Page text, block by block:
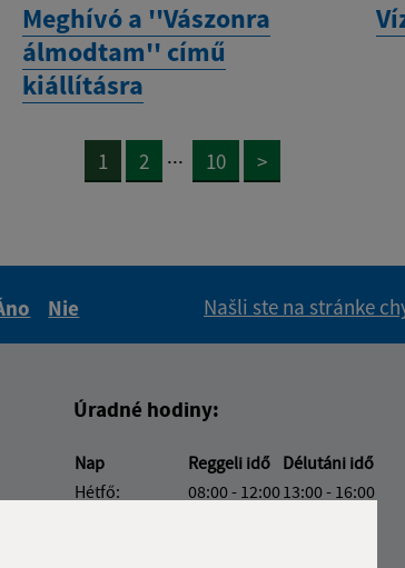
Meghívó a ''Vászonra
álmodtam'' című
kiállításra
1 2 ... 10 >
Nie
Našli ste na stránke
Úradné hodiny:
Nap Reggeli idő Délutáni idő
Hétfő:
08:00 - 12:0013:00 - 16:00